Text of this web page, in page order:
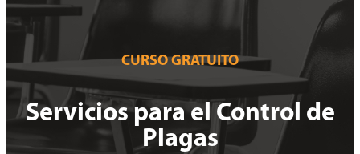
CURSO GRATUITO
Servicios para el Control de
Plagas